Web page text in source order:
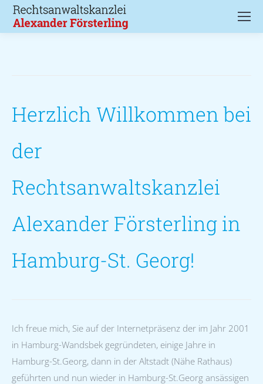
Herzlich Willkommen bei
der
Rechtsanwaltskanzlei
Alexander Försterling in
Hamburg-St. Georg!
Ich freue mich, Sie auf der Internetpräsenz der im Jahr 2001
in Hamburg-Wandsbek gegründeten, einige Jahre in
Hamburg-St.Georg, dann in der Altstadt (Nähe Rathaus)
geführten und nun wieder in Hamburg-St.Georg ansässigen